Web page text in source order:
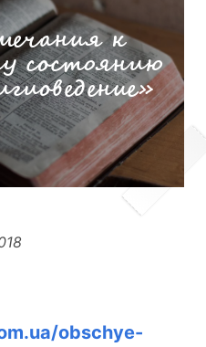
к
состоянию
obschye-